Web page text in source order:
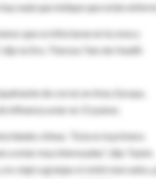
nada que indique que están
que se infectaran en la zona y
la Dra. Theresa Tam de Health
de corral, en Asia, Europa,
influenza aviar en 15 países.
chinas. “Esta es la primera
estar muy interesadas”, dijo Taylor,
viajó a granjas ni visitó mercados,